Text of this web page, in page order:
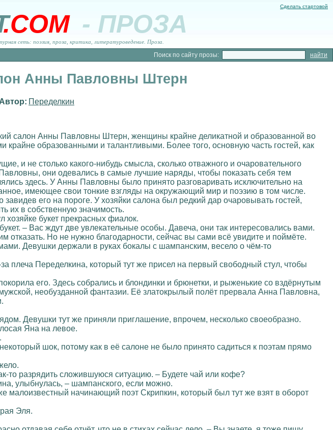
Сделать стартовой
.COM - ПРОЗА
сеть: поэзия, проза, критика, литературоведение. Проза.
Поиск по сайту прозы:
Анны Павловны Штерн
Автор: Переделкин
салон Анны Павловны Штерн, женщины крайне деликатной и образованной во
образованными и талантливыми. Более того, основную часть гостей, как
и не столько какого-нибудь смысла, сколько отважного и очаровательного
они одевались в самые лучшие наряды, чтобы показать себя тем
здесь. У Анны Павловны было принято разговаривать исключительно на
имеющее свои тонкие взгляды на окружающий мир и поэзию в том числе.
его на пороге. У хозяйки салона был редкий дар очаровывать гостей,
их в собственную значимость.
хозяйке букет прекрасных фиалок.
– Вас ждут две увлекательные особы. Давеча, они так интересовались вами.
Но не нужно благодарности, сейчас вы сами всё увидите и поймёте.
Девушки держали в руках бокалы с шампанским, весело о чём-то
плеча Переделкина, который тут же присел на первый свободный стул, чтобы
его. Здесь собрались и блондинки и брюнетки, и рыженькие со вздёрнутым
необузданной фантазии. Её златокрылый полёт прервала Анна Павловна,
Девушки тут же приняли приглашение, впрочем, несколько своеобразно.
Яна на левое.
шок, потому как в её салоне не было принято садиться к поэтам прямо
то разрядить сложившуюся ситуацию. – Будете чай или кофе?
улыбнулась, – шампанского, если можно.
малоизвестный начинающий поэт Скрипкин, который был тут же взят в оборот
Эля.